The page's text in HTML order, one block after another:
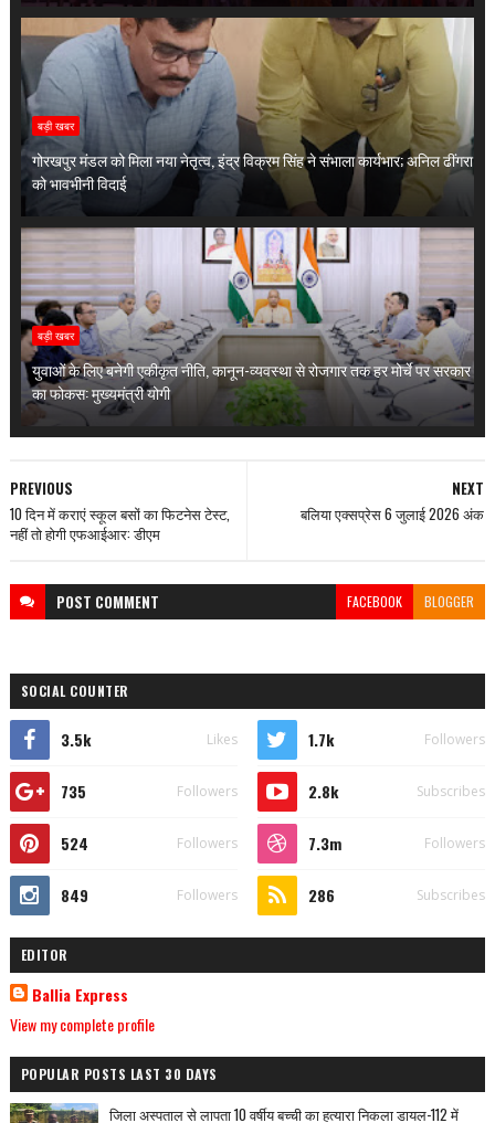
बड़ी खबर
गोरखपुर मंडल को मिला नया नेतृत्व, इंद्र विक्रम सिंह ने संभाला कार्यभार; अनिल ढींगरा
को भावभीनी विदाई
बड़ी खबर
युवाओं के लिए बनेगी एकीकृत नीति, कानून-व्यवस्था से रोजगार तक हर मोर्चे पर सरकार
का फोकस: मुख्यमंत्री योगी
NEXT
बलिया एक्सप्रेस 6 जुलाई 2026 अंक
PREVIOUS
10 दिन में कराएं स्कूल बसों का फिटनेस टेस्ट,
नहीं तो होगी एफआईआर: डीएम
POST COMMENT FACEBOOK BLOGGER
SOCIAL COUNTER
3.5k Likes 1.7k Followers
735 Followers 2.8k Subscribes
524 Followers 7.3m Followers
849 Followers 286 Subscribes
EDITOR
Ballia Express
View my complete profile
POPULAR POSTS LAST 30 DAYS
जिला अस्पताल से लापता 10 वर्षीय बच्ची का हत्यारा निकला डायल-112 में